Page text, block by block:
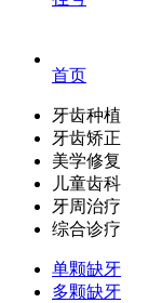
首页
牙齿种植
牙齿矫正
美学修复
儿童齿科
牙周治疗
综合诊疗
单颗缺牙
多颗缺牙